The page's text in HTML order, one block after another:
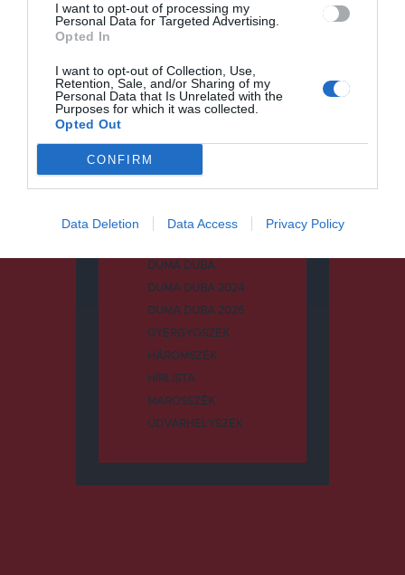
I want to opt-out of processing my
Personal Data for Targeted Advertising.
Opted In
I want to opt-out of Collection, Use,
Retention, Sale, and/or Sharing of my
Personal Data that Is Unrelated with the
Purposes for which it was collected.
Opted Out
CONFIRM
Data Deletion Data Access Privacy Policy
Keresés
Keresés:
Kategóriák
DUMA DUBA
DUMA DUBA 2024
DUMA DUBA 2026
GYERGYÓSZÉK
HÁROMSZÉK
HÍRLISTA
MAROSSZÉK
UDVARHELYSZÉK